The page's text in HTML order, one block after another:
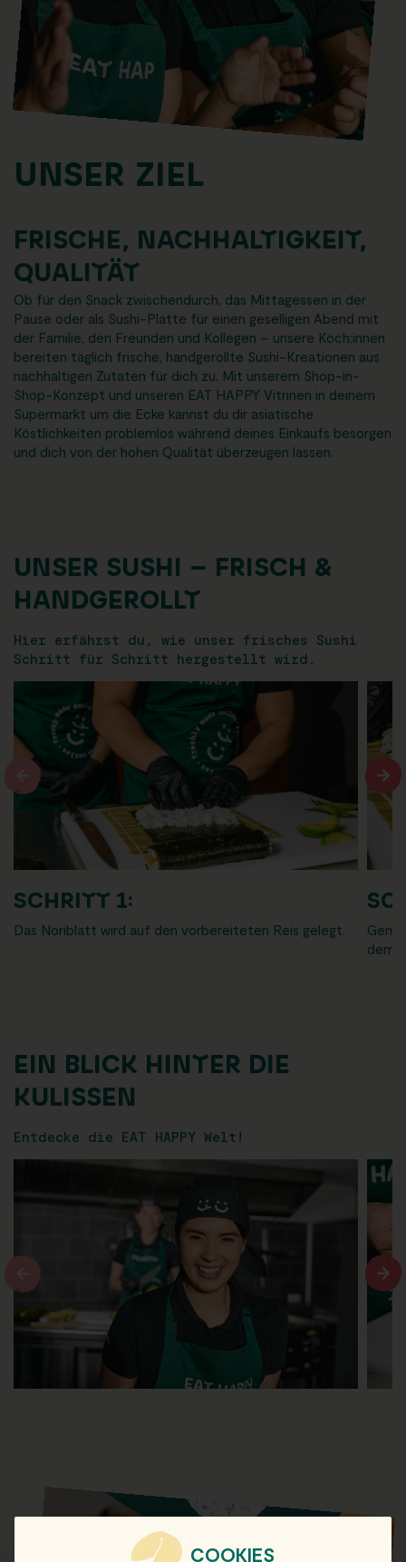
UNSER ZIEL
FRISCHE, NACHHALTIGKEIT,
QUALITÄT
Ob für den Snack zwischendurch, das Mittagessen in der
Pause oder als Sushi-Platte für einen geselligen Abend mit
der Familie, den Freunden und Kollegen – unsere Köch:innen
bereiten täglich frische, handgerollte Sushi-Kreationen aus
nachhaltigen Zutaten für dich zu. Mit unserem Shop-in-
Shop-Konzept und unseren EAT HAPPY Vitrinen in deinem
Supermarkt um die Ecke kannst du dir asiatische
Köstlichkeiten problemlos während deines Einkaufs besorgen
und dich von der hohen Qualität überzeugen lassen.
UNSER SUSHI – FRISCH &
HANDGEROLLT
Hier erfährst du, wie unser frisches Sushi
Schritt für Schritt hergestellt wird.
SCHRITT 1:
Das Noriblatt wird auf den vorbereiteten Reis gelegt.
dem
EIN BLICK HINTER DIE
KULISSEN
Entdecke die EAT HAPPY Welt!
COOKIES